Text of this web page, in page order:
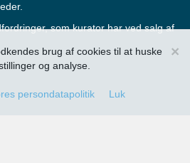
×
brug af cookies til at huske
og analyse.
persondatapolitik Luk
som kurator har ved salg af